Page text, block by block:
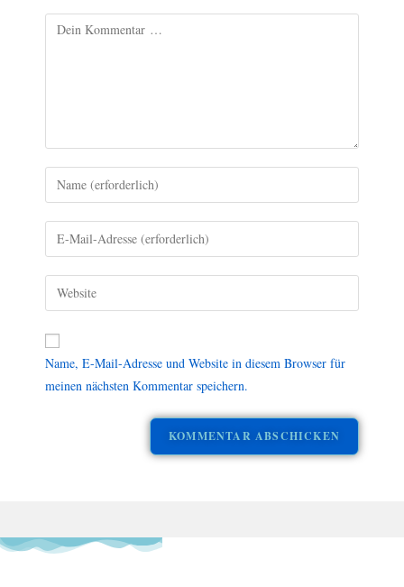
Name, E-Mail-Adresse und Website in diesem Browser für
meinen nächsten Kommentar speichern.